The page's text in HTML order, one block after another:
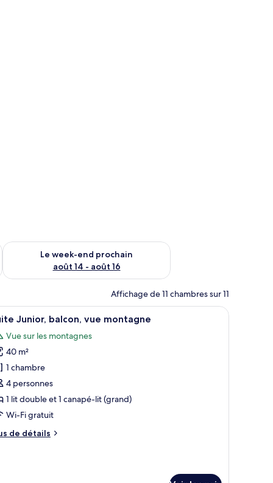
août 7 - août 9
Le week-end prochain
août 14 - août 16
Vérifier la disponibilité pour le week-end prochain août 14 -
Affichage de 11 chambres sur 11
une petite table et un plancher en bois.
:
Une chambre d’hôtel avec un grand lit,
8 Junior, balcon, vue montagne
Vue sur les montagnes
40 m²
1 chambre
4 personnes
1 lit double et 1 canapé-lit (grand)
Wi-Fi gratuit
de détails